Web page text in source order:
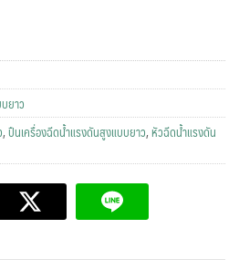
ยาว
,ปืนเครื่องฉีดน้ำแรงดันสูงแบบยาว,หัวฉีดน้ําแรงดัน